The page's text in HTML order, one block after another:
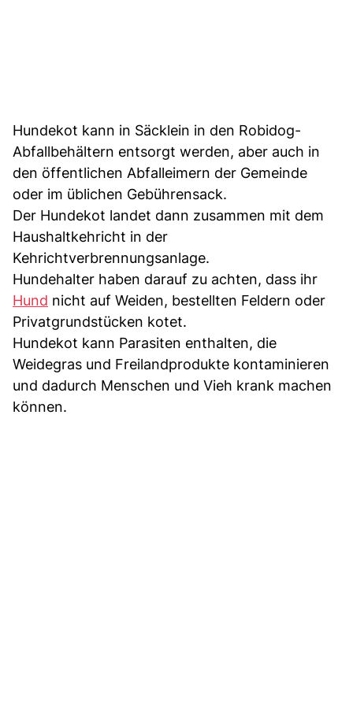
Hundekot kann in Säcklein in den Robidog-
Abfallbehältern entsorgt werden, aber auch in
den öffentlichen Abfalleimern der Gemeinde
oder im üblichen Gebührensack.
Der Hundekot landet dann zusammen mit dem
Haushaltkehricht in der
Kehrichtverbrennungsanlage.
Hundehalter haben darauf zu achten, dass ihr
Hund nicht auf Weiden, bestellten Feldern oder
Privatgrundstücken kotet.
Hundekot kann Parasiten enthalten, die
Weidegras und Freilandprodukte kontaminieren
und dadurch Menschen und Vieh krank machen
können.